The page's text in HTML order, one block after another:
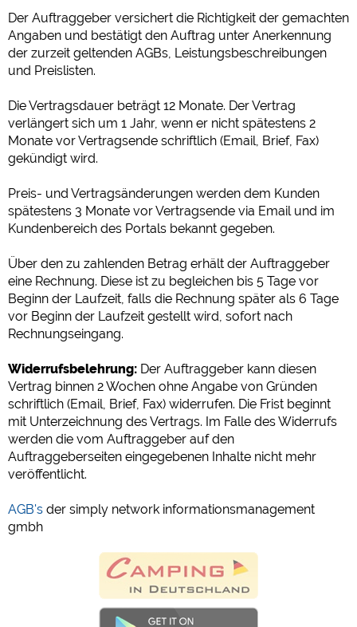
Der Auftraggeber versichert die Richtigkeit der gemachten
Angaben und bestätigt den Auftrag unter Anerkennung
der zurzeit geltenden AGBs, Leistungsbeschreibungen
und Preislisten.
Die Vertragsdauer beträgt 12 Monate. Der Vertrag
verlängert sich um 1 Jahr, wenn er nicht spätestens 2
Monate vor Vertragsende schriftlich (Email, Brief, Fax)
gekündigt wird.
Preis- und Vertragsänderungen werden dem Kunden
spätestens 3 Monate vor Vertragsende via Email und im
Kundenbereich des Portals bekannt gegeben.
Über den zu zahlenden Betrag erhält der Auftraggeber
eine Rechnung. Diese ist zu begleichen bis 5 Tage vor
Beginn der Laufzeit, falls die Rechnung später als 6 Tage
vor Beginn der Laufzeit gestellt wird, sofort nach
Rechnungseingang.
Widerrufsbelehrung: Der Auftraggeber kann diesen
Vertrag binnen 2 Wochen ohne Angabe von Gründen
schriftlich (Email, Brief, Fax) widerrufen. Die Frist beginnt
mit Unterzeichnung des Vertrags. Im Falle des Widerrufs
werden die vom Auftraggeber auf den
Auftraggeberseiten eingegebenen Inhalte nicht mehr
veröffentlicht.
AGB's der simply network informationsmanagement
gmbh
Facebook (Vorschau der Facebookseite von Campingplätzen)
https://www.facebook.com/about/privacy/
YouTube (Videos von Campingplätzen)
https://policies.google.com/privacy
Google Maps (Kartensuche, Anfahrt usw.)
Google reCAPTCHA (Formulare)
https://policies.google.com/privacy
Statistiken
Google Analytics
https://policies.google.com/privacy
Google Ads
https://policies.google.com/privacy
Google AdSense
https://policies.google.com/privacy
Google Remarketing
Die Cookieeinstellungen können jeder Zeit im Footer
über "COOKIES" geändert werden!